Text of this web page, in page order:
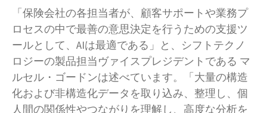
「保険会社の各担当者が、顧客サポートや業務プ
ロセスの中で最善の意思決定を行うための支援ツ
ールとして、AIは最適である」と、シフトテクノ
ロジーの製品担当ヴァイスプレジデントである マ
ルセル・ゴードンは述べています。「大量の構造
化および非構造化データを取り込み、整理し、個
人間の関係性やつながりを理解し、高度な分析を